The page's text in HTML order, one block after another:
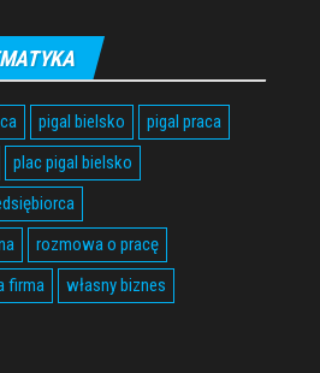
pigal bielsko
pigal praca
plac pigal bielsko
rozmowa o pracę
firma własny biznes